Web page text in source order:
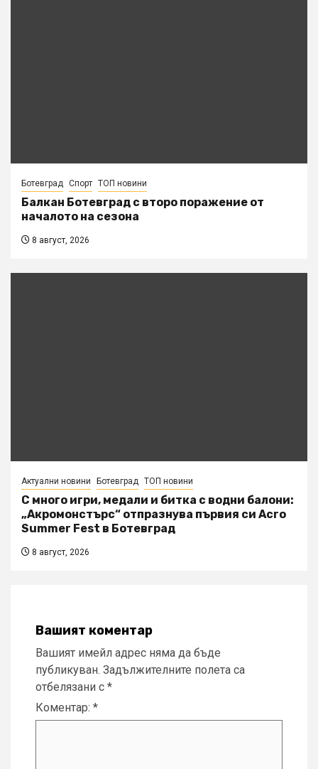
Ботевград Спорт ТОП новини
Балкан Ботевград с второ поражение от
началото на сезона
8 август, 2026
Актуални новини Ботевград ТОП новини
С много игри, медали и битка с водни балони:
„Акромонстърс“ отпразнува първия си Acro
Summer Fest в Ботевград
8 август, 2026
Вашият коментар
Вашият имейл адрес няма да бъде
публикуван. Задължителните полета са
отбелязани с *
Коментар: *